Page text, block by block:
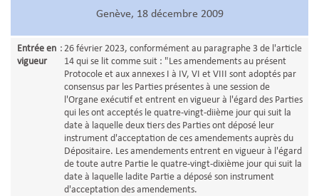
Genève, 18 décembre 2009
Entrée en
vigueur
: 26 février 2023, conformément au paragraphe 3 de l'article
14 qui se lit comme suit : "Les amendements au présent
Protocole et aux annexes I à IV, VI et VIII sont adoptés par
consensus par les Parties présentes à une session de
l'Organe exécutif et entrent en vigueur à l'égard des Parties
qui les ont acceptés le quatre-vingt-diième jour qui suit la
date à laquelle deux tiers des Parties ont déposé leur
instrument d'acceptation de ces amendements auprès du
Dépositaire. Les amendements entrent en vigueur à l'égard
de toute autre Partie le quatre-vingt-dixième jour qui suit la
date à laquelle ladite Partie a déposé son instrument
d'acceptation des amendements.